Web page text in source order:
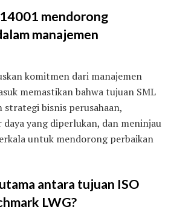
mendorong
manajemen
komitmen dari manajemen
memastikan bahwa tujuan SML
bisnis perusahaan,
daya yang diperlukan, dan meninjau
untuk mendorong perbaikan
antara tujuan ISO
LWG?